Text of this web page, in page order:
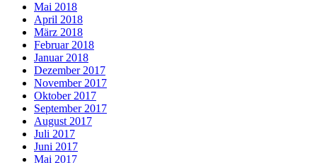
Mai 2018
April 2018
März 2018
Februar 2018
Januar 2018
Dezember 2017
November 2017
Oktober 2017
September 2017
August 2017
Juli 2017
Juni 2017
Mai 2017